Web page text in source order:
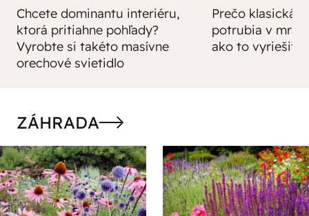
Chcete dominantu interiéru,
ktorá pritiahne pohľady?
Vyrobte si takéto masívne
orechové svietidlo
Prečo klasická
potrubia v
ako to vyriešiť
ZÁHRADA